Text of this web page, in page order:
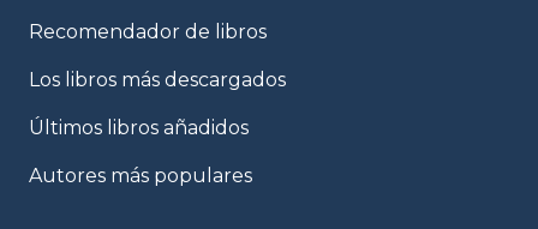
Recomendador de libros
Los libros más descargados
Últimos libros añadidos
Autores más populares